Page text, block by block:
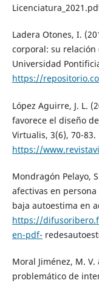
Ladera Otones, I.
corporal: su relación
Universidad
https://
López Aguirre, J. L.
favorece el diseño
Virtualis, 3(6), 70-83.
https://
Mondragón Pelayo,
afectivas en
baja autoestima en
https://
en-pdf-
Moral Jiménez, M.
problemático de